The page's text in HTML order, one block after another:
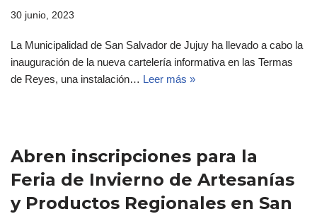
30 junio, 2023
La Municipalidad de San Salvador de Jujuy ha llevado a cabo la
inauguración de la nueva cartelería informativa en las Termas
de Reyes, una instalación… Leer más »
Abren inscripciones para la
Feria de Invierno de Artesanías
y Productos Regionales en San